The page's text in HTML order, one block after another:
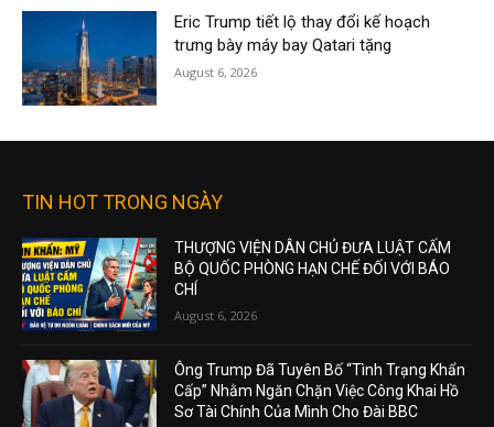
Eric Trump tiết lộ thay đổi kế hoạch
trưng bày máy bay Qatari tặng
August 6, 2026
TIN HOT TRONG NGÀY
THƯỢNG VIỆN DÂN CHỦ ĐƯA LUẬT CẤM
BỘ QUỐC PHÒNG HẠN CHẾ ĐỐI VỚI BÁO
CHÍ
August 6, 2026
Ông Trump Đã Tuyên Bố “Tình Trạng Khẩn
Cấp” Nhằm Ngăn Chặn Việc Công Khai Hồ
Sơ Tài Chính Của Mình Cho Đài BBC